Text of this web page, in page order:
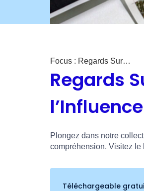
Focus : Regards Sur…
Regards
l’Influence
Plongez dans notre
compréhension. Visitez le
Téléchargeable